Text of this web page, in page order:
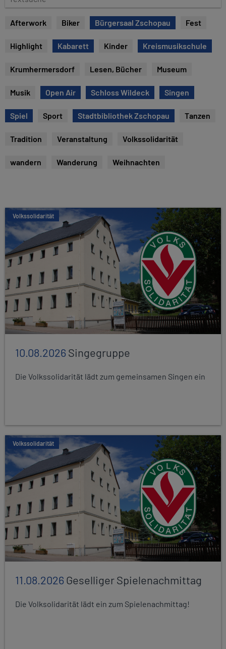
e
Afterwork Biker Bürgersaal Zschopau Fest
Highlight Kabarett Kinder Kreismusikschule
Krumhermersdorf Lesen, Bücher Museum
Musik Open Air Schloss Wildeck Singen
Spiel Sport Stadtbibliothek Zschopau Tanzen
Tradition Veranstaltung Volkssolidarität
wandern Wanderung Weihnachten
Volkssolidarität
10.08.2026Singegruppe
Die Volkssolidarität lädt zum gemeinsamen Singen ein
Volkssolidarität
11.08.2026Geselliger Spielenachmittag
Die Volksolidarität lädt ein zum Spielenachmittag!